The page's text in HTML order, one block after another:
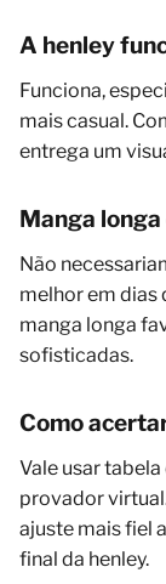
A henley
Funciona,
mais casual.
entrega um
Manga
Não
melhor em dias
manga longa
sofisticadas.
Como
Vale usar
provador
ajuste mais fiel
final da henley.